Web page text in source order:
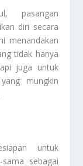
pasangan
diri secara
menandakan
tidak hanya
juga untuk
mungkin
untuk
sebagai